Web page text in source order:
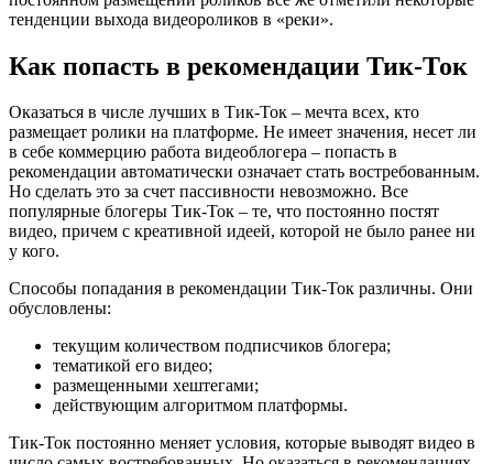
тенденции выхода видеороликов в «реки».
Как попасть в рекомендации Тик-Ток
Оказаться в числе лучших в Тик-Ток – мечта всех, кто
размещает ролики на платформе. Не имеет значения, несет ли
в себе коммерцию работа видеоблогера – попасть в
рекомендации автоматически означает стать востребованным.
Но сделать это за счет пассивности невозможно. Все
популярные блогеры Тик-Ток – те, что постоянно постят
видео, причем с креативной идеей, которой не было ранее ни
у кого.
Способы попадания в рекомендации Тик-Ток различны. Они
обусловлены:
текущим количеством подписчиков блогера;
тематикой его видео;
размещенными хештегами;
действующим алгоритмом платформы.
Тик-Ток постоянно меняет условия, которые выводят видео в